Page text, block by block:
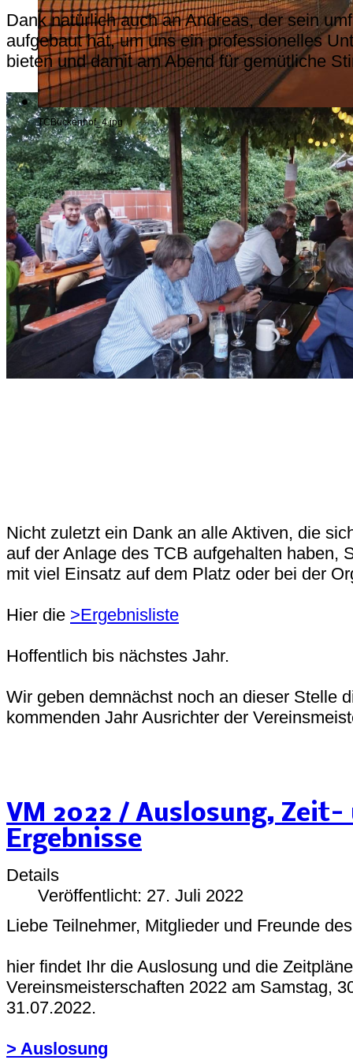
TCBuckenhof_4.jpg
Dank natürlich auch an Andreas, der sein
aufgebaut hat, um uns ein professionelles
bieten und damit am Abend für gemütliche
Nicht zuletzt ein Dank an alle Aktiven, die
auf der Anlage des TCB aufgehalten haben,
mit viel Einsatz auf dem Platz oder bei der
Hier die >Ergebnisliste
Hoffentlich bis nächstes Jahr.
Wir geben demnächst noch an dieser Stelle
kommenden Jahr Ausrichter der
VM 2022 / Auslosung, Zeit-
Ergebnisse
Details
Veröffentlicht: 27. Juli 2022
Liebe Teilnehmer, Mitglieder und Freunde
hier findet Ihr die Auslosung und die
Vereinsmeisterschaften 2022 am Samstag,
31.07.2022.
> Auslosung